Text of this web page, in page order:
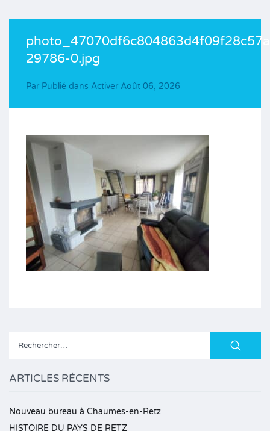
29786-0.jpg
Par Publié dans Activer Août 06, 2026
Rechercher :
ARTICLES RÉCENTS
Nouveau bureau à Chaumes-en-Retz
HISTOIRE DU PAYS DE RETZ